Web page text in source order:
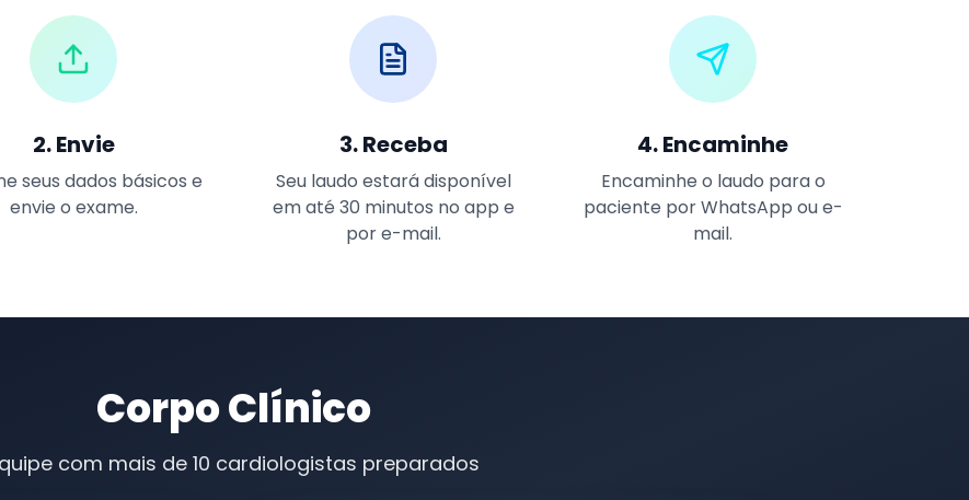
2. Envie
seus dados básicos e
envie o exame.
3. Receba
Seu laudo estará disponível
em até 30 minutos no app e
por e-mail.
4. Encaminhe
Encaminhe o laudo para o
paciente por WhatsApp ou e-
mail.
Corpo Clínico
com mais de 10 cardiologistas preparados